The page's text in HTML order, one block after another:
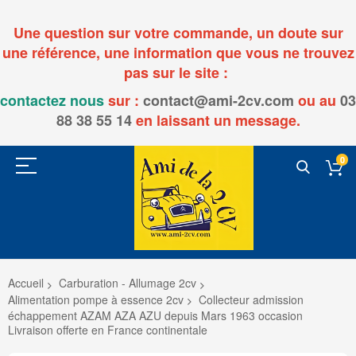
Une question sur votre commande, un doute sur
une référence, une information que vous ne trouvez
pas sur le site :
contactez noussur : contact@ami-2cv.com ou au 03
88 38 55 14en laissant un message.
0
Accueil
Carburation - Allumage 2cv
Alimentation pompe à essence 2cv
Collecteur admission
échappement AZAM AZA AZU depuis Mars 1963 occasion
Livraison offerte en France continentale